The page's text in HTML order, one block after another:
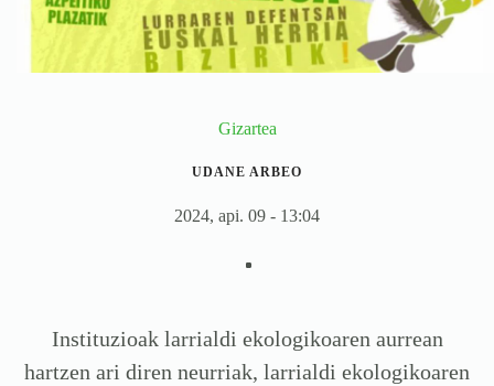
Gizartea
UDANE ARBEO
2024, api. 09 - 13:04
Instituzioak larrialdi ekologikoaren aurrean
hartzen ari diren neurriak, larrialdi ekologikoaren